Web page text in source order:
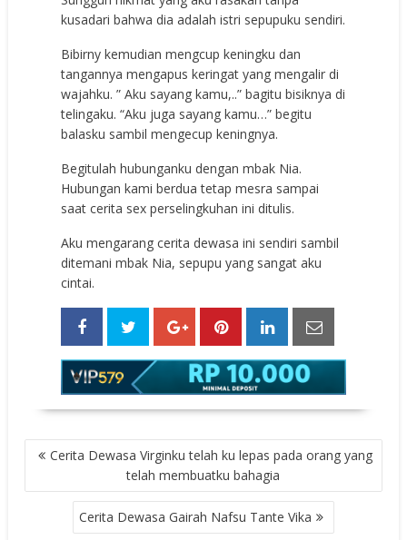
kusadari bahwa dia adalah istri sepupuku sendiri.
Bibirny kemudian mengcup keningku dan
tangannya mengapus keringat yang mengalir di
wajahku. ” Aku sayang kamu,..” bagitu bisiknya di
telingaku. “Aku juga sayang kamu…” begitu
balasku sambil mengecup keningnya.
Begitulah hubunganku dengan mbak Nia.
Hubungan kami berdua tetap mesra sampai
saat cerita sex perselingkuhan ini ditulis.
Aku mengarang cerita dewasa ini sendiri sambil
ditemani mbak Nia, sepupu yang sangat aku
cintai.
POST
NAVIGATION
Cerita Dewasa Virginku telah ku lepas pada orang yang
telah membuatku bahagia
Cerita Dewasa Gairah Nafsu Tante Vika